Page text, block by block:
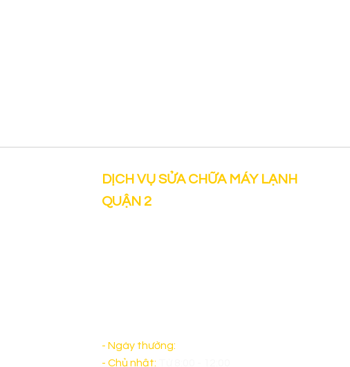
DỊCH VỤ SỬA CHỮA MÁY LẠNH
QUẬN 2
- Ngày thường:
- Chủ nhật: